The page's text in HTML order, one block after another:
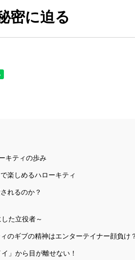
密に迫る
キティの歩み
楽しめるハローキティ
れるのか？
た立役者～
のギブの精神はエンターテイナー顔負け
」から目が離せない！